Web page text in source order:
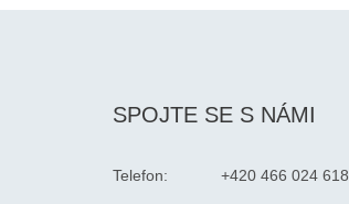
SPOJTE SE S NÁMI
Telefon: +420 466 024 618